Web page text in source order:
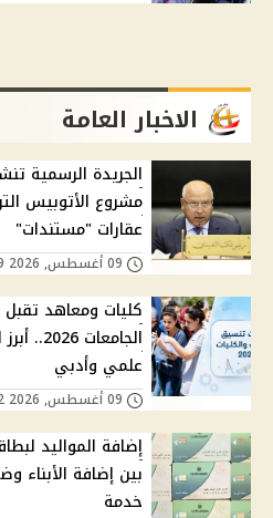
الاخبار العامة
الجريدة الرسمية
مشروع الأتوبيس
عقارات "مستندات"
علمي وأدبي
بين إضافة الأبناء
خدمة